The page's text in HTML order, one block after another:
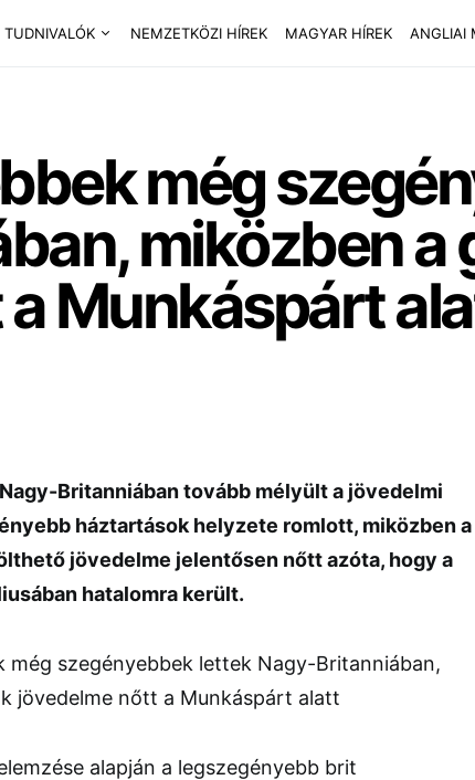
NEMZETKÖZI HÍREK MAGYAR HÍREK ANGLIAI
még
miközben a
Munkáspárt
Britanniában tovább mélyült a jövedelmi
háztartások helyzete romlott, miközben a
jövedelme jelentősen nőtt azóta, hogy a
hatalomra került.
alapján a legszegényebb brit